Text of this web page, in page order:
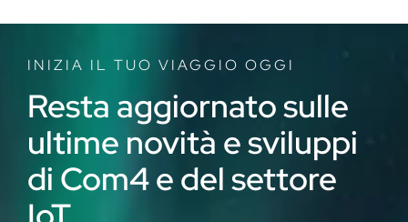
INIZIA IL TUO VIAGGIO OGGI
Resta aggiornato sulle
ultime novità e sviluppi
di Com4 e del settore